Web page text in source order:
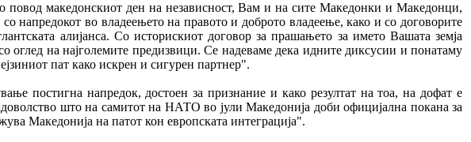
повод македонскиот ден на независност, Вам и на сите Македонки и Македонци,
напредокот во владеењето на правото и доброто владеење, како и со договорите
алијанса. Со историскиот договор за прашањето за името Вашата земја
оглед на најголемите предизвици. Се надеваме дека идните диксусии и понатаму
пат како искрен и сигурен партнер".
постигна напредок, достоен за признание и како резултат на тоа, на дофат е
што на самитот на НАТО во јули Македонија доби официјална покана за
Македонија на патот кон европската интеграција".